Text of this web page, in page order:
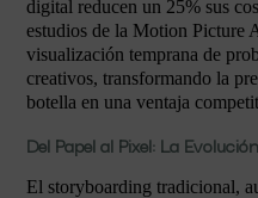
digital reducen un 25% sus
estudios de la Motion Picture
visualización temprana de
creativos, transformando la
botella en una ventaja
Del Papel al Pixel: La
El storyboarding tradicional,